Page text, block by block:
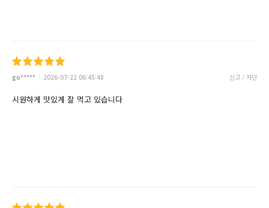
go***** 2026-07-22 06:45:48 신고 / 차단
시원하게 맛있게 잘 먹고 있습니다